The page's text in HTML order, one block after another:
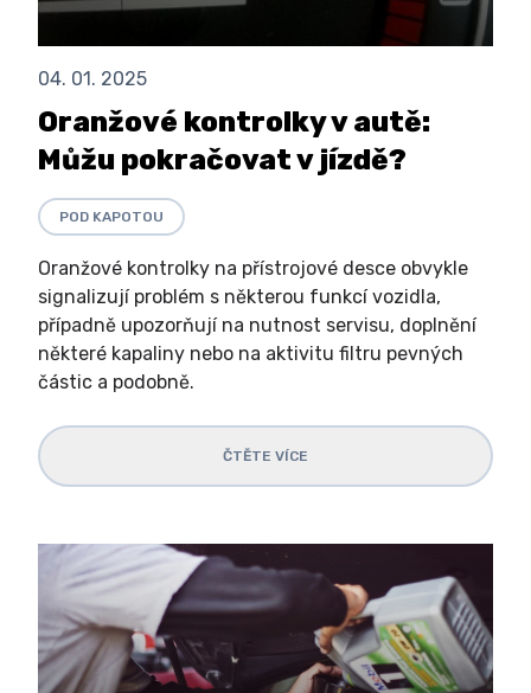
04. 01. 2025
Oranžové kontrolky v autě:
Můžu pokračovat v jízdě?
POD KAPOTOU
Oranžové kontrolky na přístrojové desce obvykle
signalizují problém s některou funkcí vozidla,
případně upozorňují na nutnost servisu, doplnění
některé kapaliny nebo na aktivitu filtru pevných
částic a podobně.
ČTĚTE VÍCE